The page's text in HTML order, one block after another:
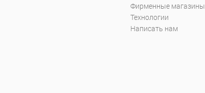
Фирменные магазины
Технологии
Написать нам